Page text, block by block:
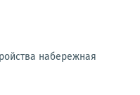
набережная